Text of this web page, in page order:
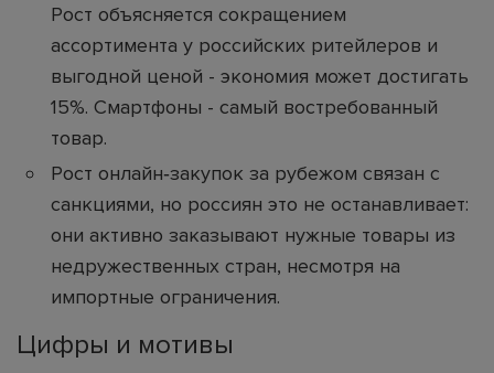
Рост объясняется сокращением
ассортимента у российских ритейлеров и
выгодной ценой - экономия может достигать
15%. Смартфоны - самый востребованный
товар.
Рост онлайн‑закупок за рубежом связан с
санкциями, но россиян это не останавливает:
они активно заказывают нужные товары из
недружественных стран, несмотря на
импортные ограничения.
Цифры и мотивы